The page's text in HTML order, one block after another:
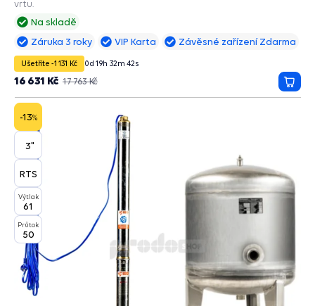
Na skladě
vrtu.
Záruka 3 roky VIP Karta Závěsné zařízení Zdarma
Ušetříte -1 131 Kč 0d 19h 32m 41s
17 763 Kč
16 631 Kč
do
-13%
3"
RTS
Výtlak
61
Průtok
50